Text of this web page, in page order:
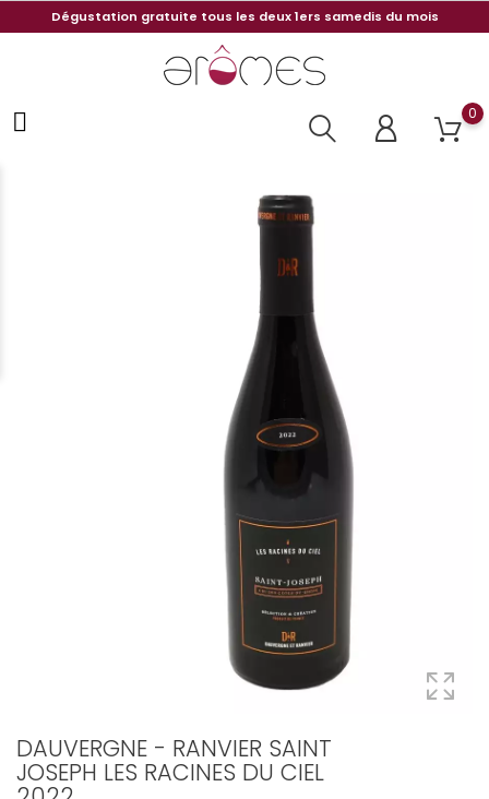
Dégustation gratuite tous les deux 1ers samedis du mois
0
DAUVERGNE - RANVIER SAINT
JOSEPH LES RACINES DU CIEL